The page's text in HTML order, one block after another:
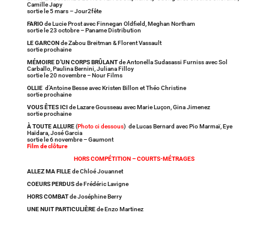
Camille Japy
sortie le 5 mars – Jour2fête
FARIOde Lucie Prost avec Finnegan Oldfield, Meghan Northam
sortie le 23 octobre – Paname Distribution
LE GARCONde Zabou Breitman & Florent Vassault
sortie prochaine
MÉMOIRE D’UN CORPS BRÛLANTde Antonella Sudasassi Furniss avec Sol
Carballo, Paulina Bernini, Juliana Filloy
sortie le 20 novembre – Nour Films
OLLIEd’Antoine Besse avec Kristen Billon et Théo Christine
sortie prochaine
VOUS ÊTES ICIde Lazare Gousseau avec Marie Luçon, Gina Jimenez
sortie prochaine
À TOUTE ALLURE(Photo ci dessous) de Lucas Bernard avec Pio Marmaï, Eye
Haïdara, José Garcia
sortie le 6 novembre – Gaumont
Film de clôture
HORS COMPÉTITION – COURTS-MÉTRAGES
ALLEZ MA FILLEde Chloé Jouannet
COEURS PERDUSde Frédéric Lavigne
HORS COMBATde Joséphine Berry
UNE NUIT PARTICULIÈREde Enzo Martinez